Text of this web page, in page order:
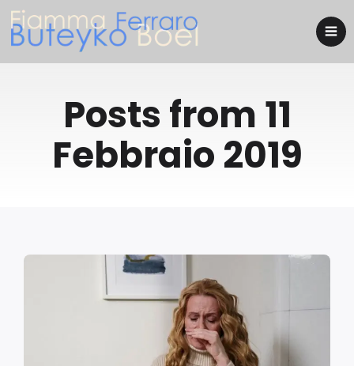
Posts from 11
Febbraio 2019